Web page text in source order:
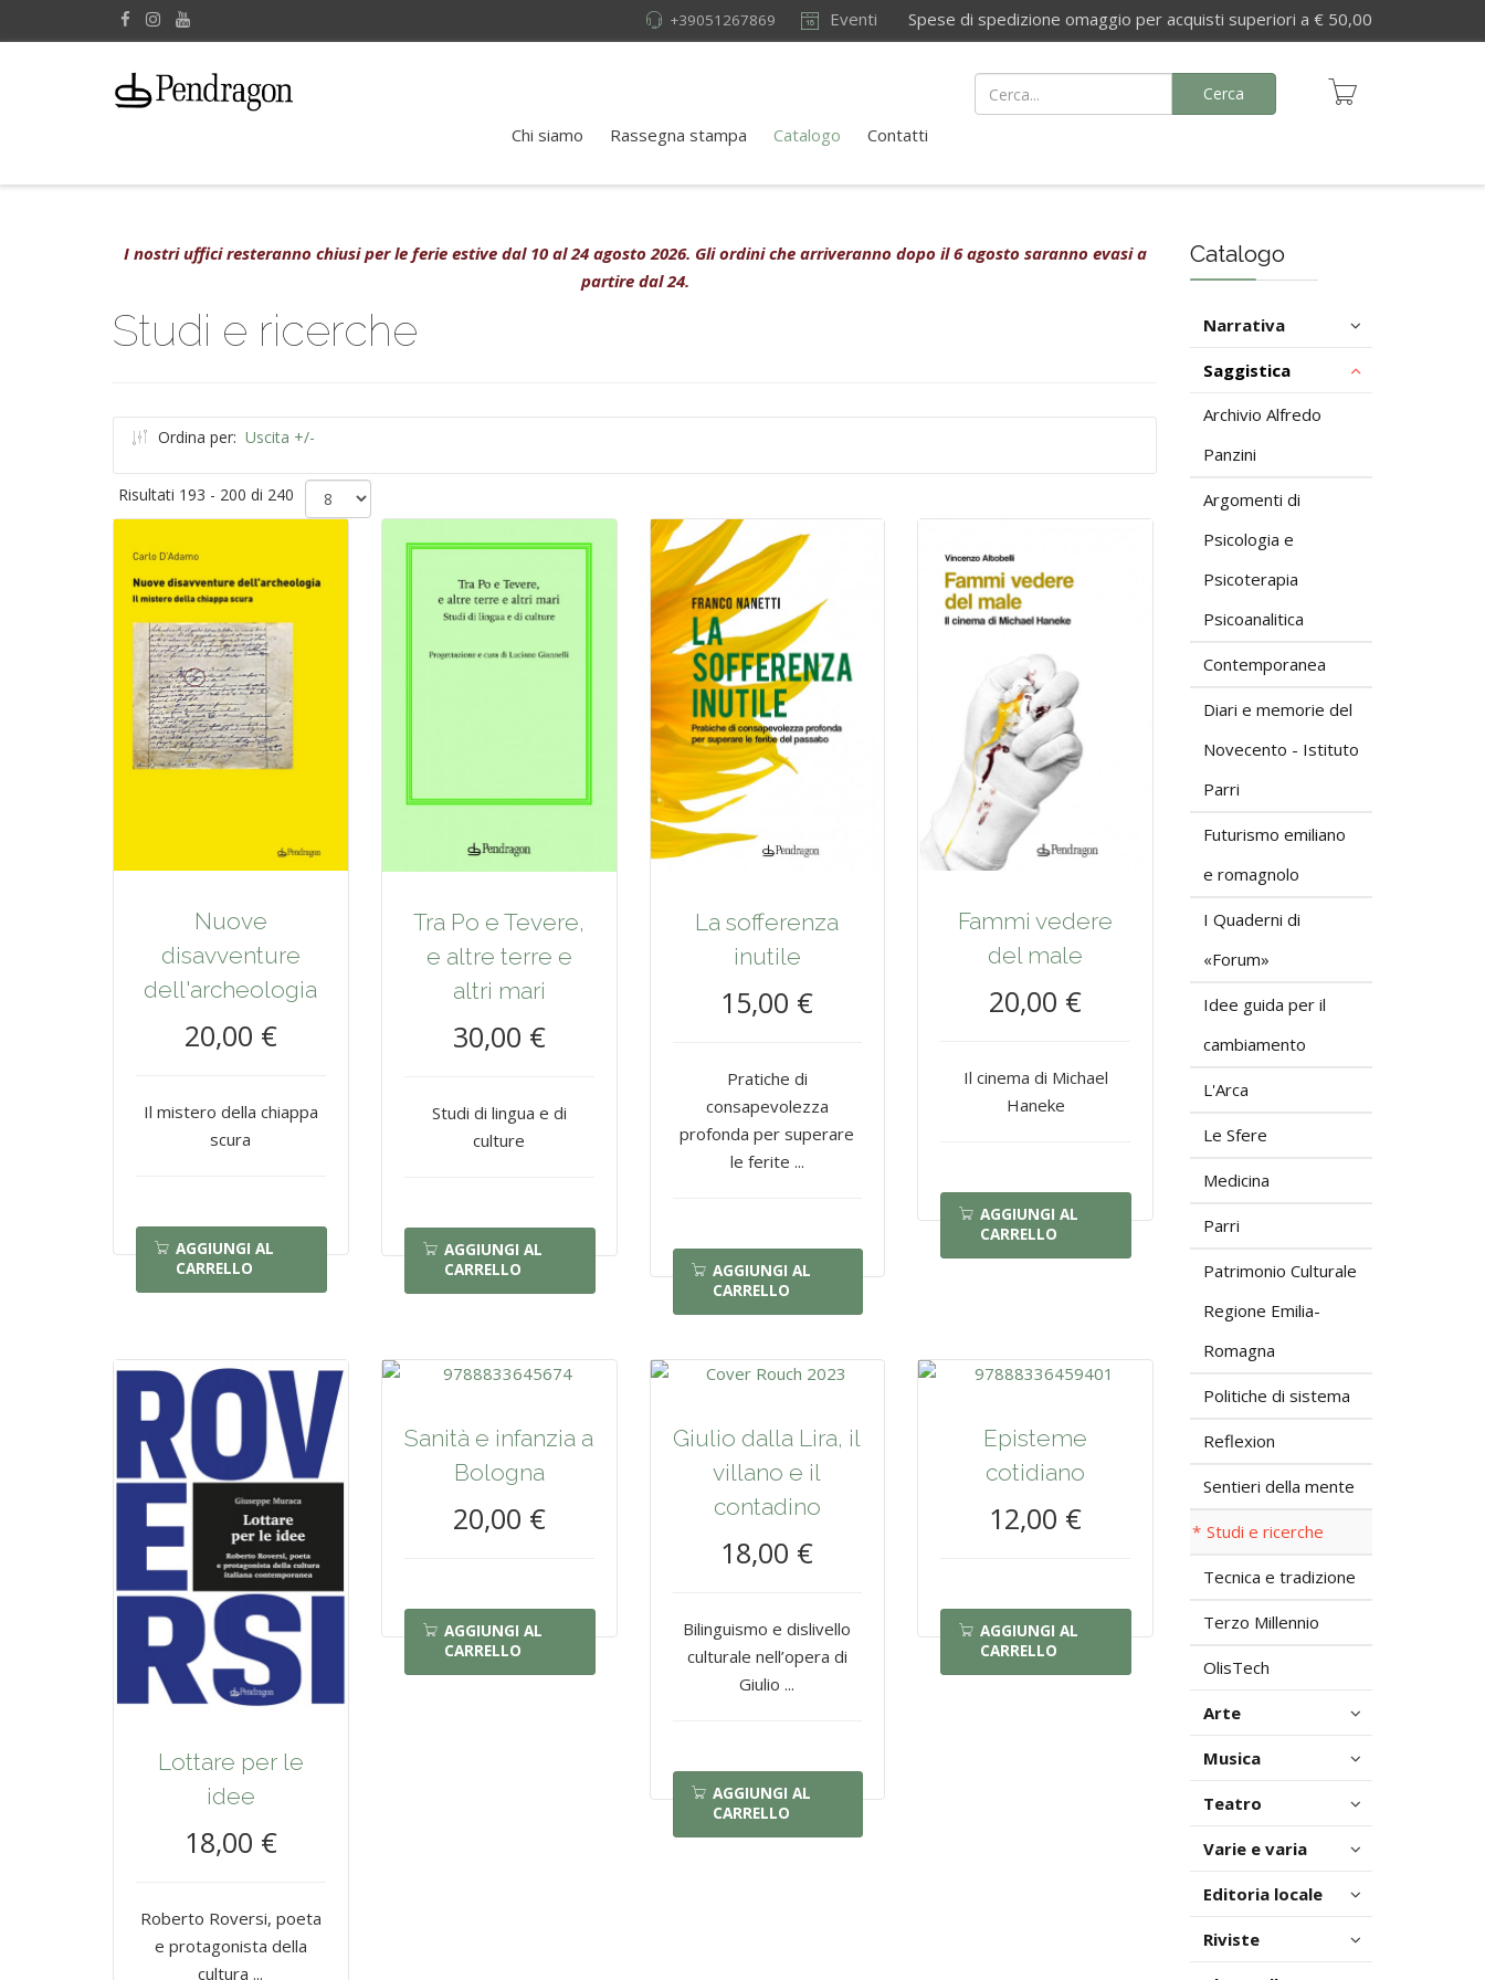
Eventi Spese di spedizione omaggio per acquisti superiori a € 50,00
+39051267869
Chi siamo Rassegna stampa Catalogo Contatti
Cerca
I nostri uffici resteranno chiusi per le ferie estive dal 10 al 24 agosto 2026. Gli ordini che arriveranno dopo il 6 agosto saranno evasi a
partire dal 24.
Studi e ricerche
Ordina per: Uscita +/-
Risultati 193 - 200 di 240
Nuove
disavventure
dell'archeologia
20,00 €
Il mistero della chiappa
scura
AGGIUNGI AL
CARRELLO
Tra Po e Tevere,
e altre terre e
altri mari
30,00 €
Studi di lingua e di
culture
AGGIUNGI AL
CARRELLO
La sofferenza
inutile
15,00 €
Pratiche di
consapevolezza
profonda per superare
le ferite ...
AGGIUNGI AL
CARRELLO
Fammi vedere
del male
20,00 €
Il cinema di Michael
Haneke
AGGIUNGI AL
CARRELLO
Lottare per le
idee
18,00 €
Roberto Roversi, poeta
e protagonista della
cultura ...
Sanità e infanzia a
Bologna
20,00 €
AGGIUNGI AL
CARRELLO
Giulio dalla Lira, il
villano e il
contadino
18,00 €
Bilinguismo e dislivello
culturale nell’opera di
Giulio ...
AGGIUNGI AL
CARRELLO
Episteme
cotidiano
12,00 €
AGGIUNGI AL
CARRELLO
Catalogo
Narrativa
Saggistica
Archivio Alfredo
Panzini
Argomenti di
Psicologia e
Psicoterapia
Psicoanalitica
Contemporanea
Diari e memorie del
Novecento - Istituto
Parri
Futurismo emiliano
e romagnolo
I Quaderni di
«Forum»
Idee guida per il
cambiamento
L'Arca
Le Sfere
Medicina
Parri
Patrimonio Culturale
Regione Emilia-
Romagna
Politiche di sistema
Reflexion
Sentieri della mente
Studi e ricerche
Tecnica e tradizione
Terzo Millennio
OlisTech
Arte
Musica
Teatro
Varie e varia
Editoria locale
Riviste